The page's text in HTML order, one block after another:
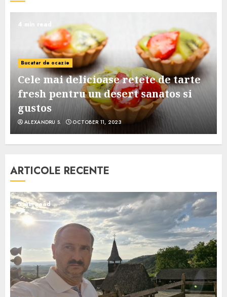
4 min read
Bucatar de ocazie
Cele mai delicioase retete de tarte
fresh pentru un desert sanatos si
gustos
ALEXANDRU S. OCTOBER 11, 2023
ARTICOLE RECENTE
5 min read